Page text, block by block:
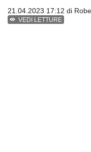
21.04.2023 17:12 di
VEDI LETTURE